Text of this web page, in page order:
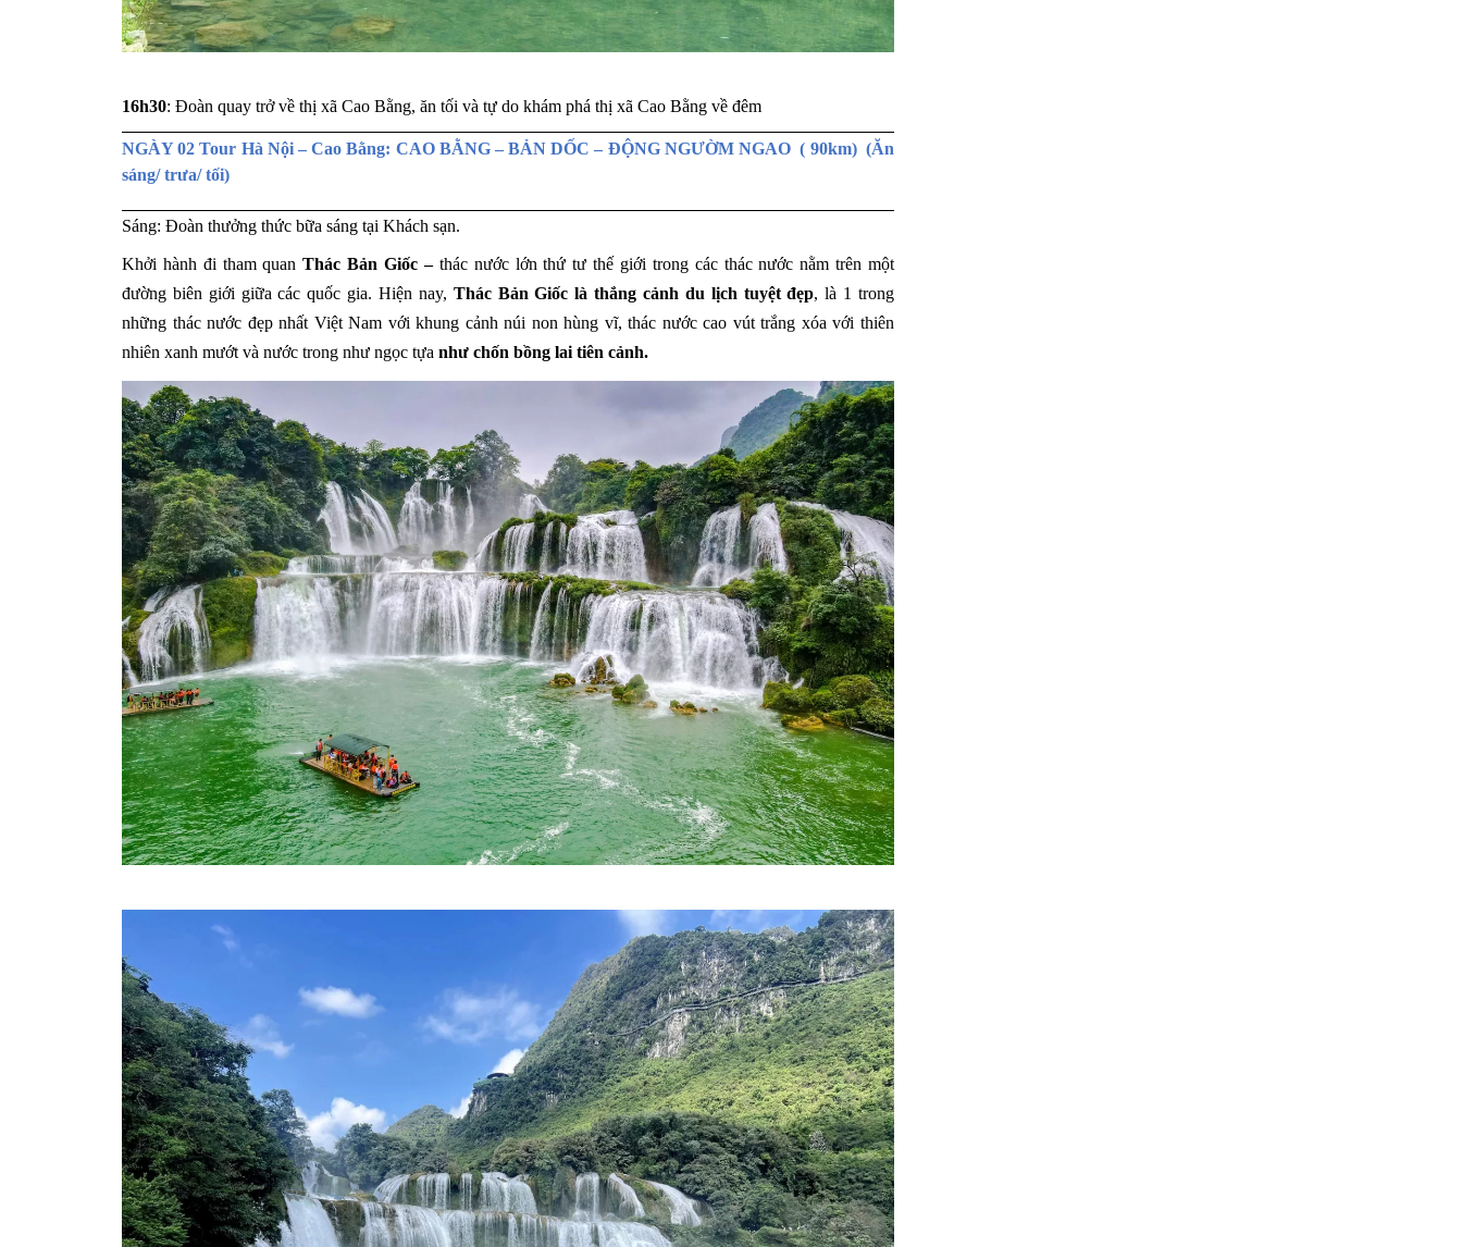
16h30: Đoàn quay trở về thị xã Cao Bằng, ăn tối và tự do khám phá thị xã Cao Bằng về đêm
NGÀY 02 Tour Hà Nội – Cao Bằng: CAO BẰNG – BẢN DỐC – ĐỘNG NGƯỜM NGAO ( 90km) (Ăn
sáng/ trưa/ tối)
Sáng: Đoàn thưởng thức bữa sáng tại Khách sạn.
Khởi hành đi tham quanThác Bản Giốc –thác nước lớn thứ tư thế giới trong các thác nước nằm trên một
đường biên giới giữa các quốc gia. Hiện nay, Thác Bản Giốc là thắng cảnh du lịch tuyệt đẹp, là 1 trong
những thác nước đẹp nhất Việt Nam với khung cảnh núi non hùng vĩ, thác nước cao vút trắng xóa với thiên
nhiên xanh mướt và nước trong như ngọc tựa như chốn bồng lai tiên cảnh.